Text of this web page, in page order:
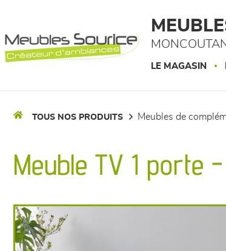
LE MAGASIN
TOUS NOS PRODUITS meubles de
Meuble TV 1 porte